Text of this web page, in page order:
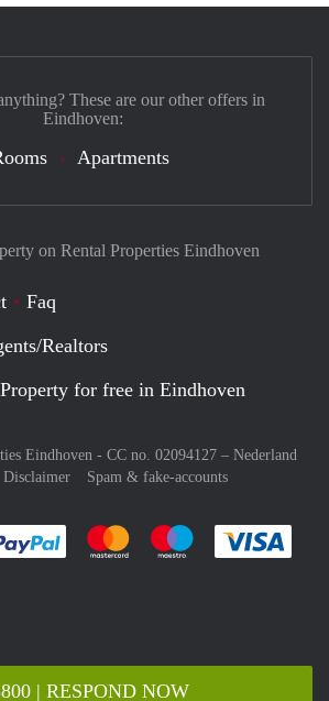
5800 | RESPOND NOW
on Rental Properties Eindhoven
Faq
Realtors
for free in Eindhoven
Eindhoven - CC no. 02094127 – Nederland
Disclaimer Spam & fake-accounts
Pay easily with :payment method
Pay easily with :payment
Pay easily with
These are our other offers in
Eindhoven:
Apartments